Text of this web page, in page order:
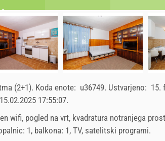
(2+1). Koda enote: u36749. Ustvarjeno: 15.
15.02.2025 17:55:07.
wifi, pogled na vrt, kvadratura notranjega
1, balkona: 1, TV, satelitski programi.